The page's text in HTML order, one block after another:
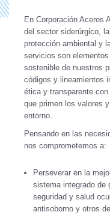
En Corporación Aceros
del sector siderúrgico,
protección ambiental y
servicios son
sostenible de nuestros
códigos y lineamientos
ética y transparente
que primen los valores
entorno.
Pensando en las
nos comprometemos a:
Perseverar en la
sistema integrado de
seguridad y salud
antisoborno y otros